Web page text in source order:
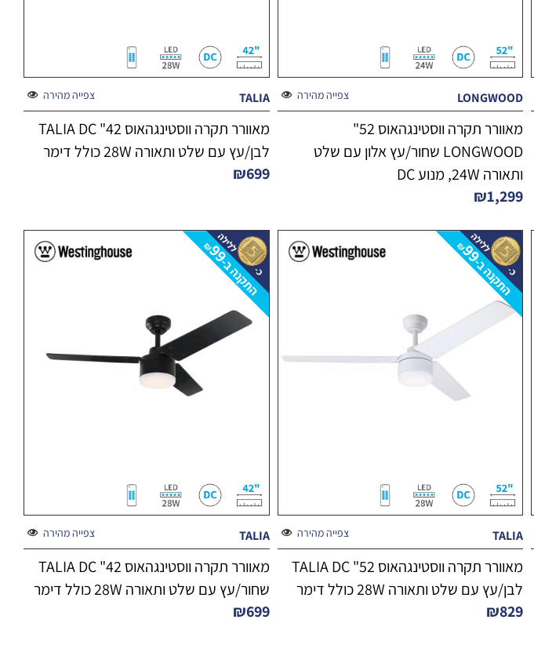
צפייה מהירה LONGWOOD
מאוורר תקרה ווסטינגהאוס 52"
LONGWOOD שחור/עץ אלון עם שלט
ותאורה 24W, מנוע DC
₪1,299
צפייה מהירה TALIA
מאוורר תקרה ווסטינגהאוס 42" TALIA DC
לבן/עץ עם שלט ותאורה 28W כולל דימר
₪699
צפייה מהירה TALIA
מאוורר תקרה ווסטינגהאוס 52" TALIA DC
לבן/עץ עם שלט ותאורה 28W כולל דימר
₪829
צפייה מהירה TALIA
מאוורר תקרה ווסטינגהאוס 42" TALIA DC
שחור/עץ עם שלט ותאורה 28W כולל דימר
₪699